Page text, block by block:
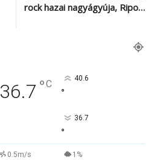
rock hazai nagyágyúja, Ripo…
36.7 °C 40.6
°
36.7
°
0.5m/s 1%